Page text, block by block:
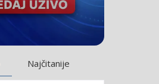
Najčitanije